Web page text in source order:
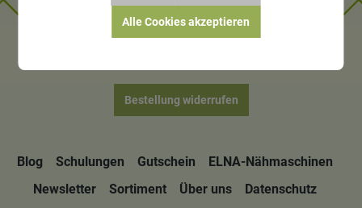
Bestellung widerrufen
Blog Schulungen Gutschein
ELNA-Nähmaschinen
Newsletter
Sortiment Über uns
Datenschutz
Alle Cookies akzeptieren